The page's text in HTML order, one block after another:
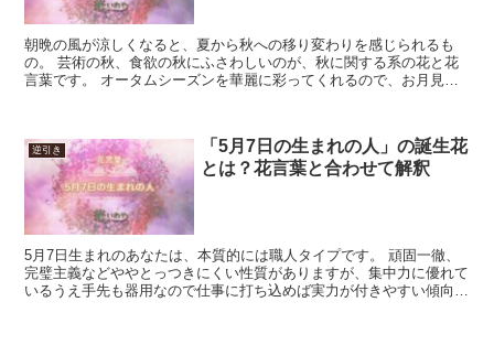
朝晩の風が涼しくなると、夏から秋への移り変わりを感じられるも
の。 芸術の秋、食欲の秋にふさわしいのが、秋に関する系の花と花
言葉です。 オータムシーズンを華麗に彩ってくれるので、お月見や
逆引き
「5月7日の生まれの人」の誕生花
とは？花言葉と合わせて解釈
5月7日生まれのあなたは、本質的には職人タイプです。 頑固一徹、
完璧主義などややとっつきにくい性質がありますが、集中力に優れて
いるうえ手先も器用なので仕事に打ち込めば実力が付きやすい傾向に